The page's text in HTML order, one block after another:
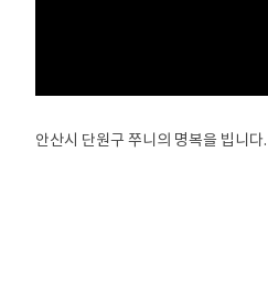
안산시 단원구 쭈니의 명복을 빕니다.